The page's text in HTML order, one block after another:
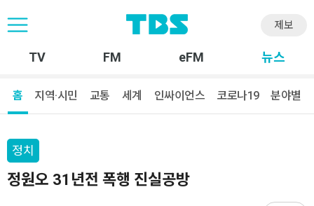
제보
TV FM eFM 뉴스
홈 지역·시민 교통 세계 인싸이언스 코로나19 분야별
정치
정원오 31년전 폭행 진실공방